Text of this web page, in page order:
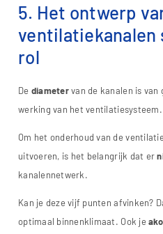
5. Het ontwerp
ventilatiekanalen
rol
De diametervan de kanalen is van
werking van het ventilatiesysteem.
Om het onderhoud van de
uitvoeren, is het belangrijk dat er
kanalennetwerk.
Kan je deze vijf punten afvinken?
optimaal binnenklimaat. Ook je